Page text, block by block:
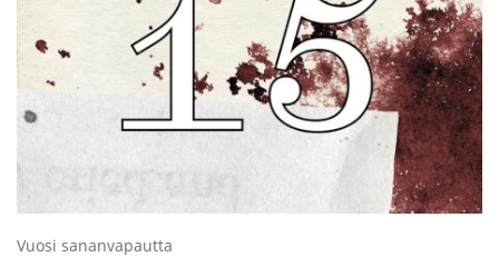
Vuosi sananvapautta